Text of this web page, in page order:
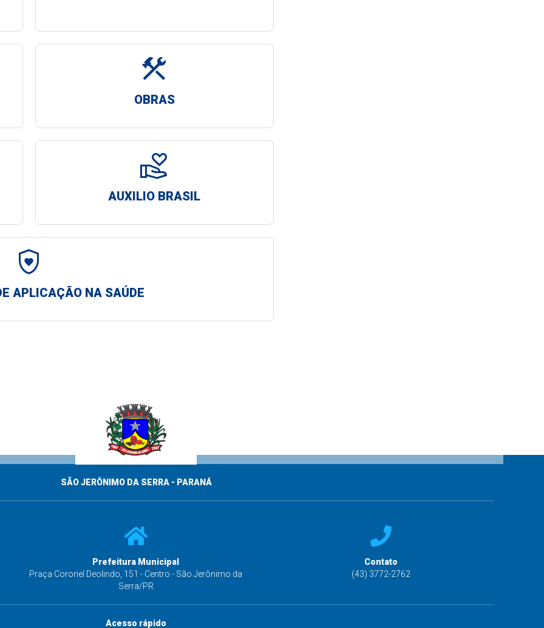
construction
OBRAS
volunteer_activism
AUXILIO BRASIL
shield_with_heart
APLICAÇÃO NA SAÚDE
SÃO JERÔNIMO DA SERRA - PARANÁ
Prefeitura Municipal
Praça Coronel Deolindo, 151 - Centro - São Jerônimo da
Serra/PR
Contato
(43) 3772-2762
Acesso rápido